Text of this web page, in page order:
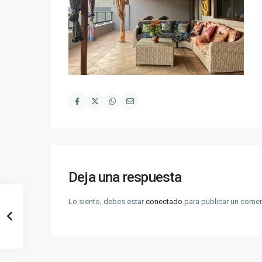
Deja una respuesta
Lo siento, debes estarconectado para publicar un